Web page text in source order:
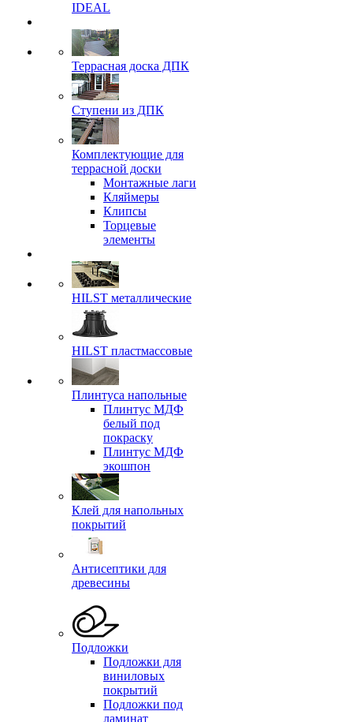
IDEAL
Террасная доска ДПК
Ступени из ДПК
Комплектующие для
террасной доски
Монтажные лаги
Кляймеры
Клипсы
Торцевые
элементы
HILST металлические
HILST пластмассовые
Плинтуса напольные
Плинтус МДФ
белый под
покраску
Плинтус МДФ
экошпон
Клей для напольных
покрытий
Антисептики для
древесины
Подложки
Подложки для
виниловых
покрытий
Подложки под
ламинат